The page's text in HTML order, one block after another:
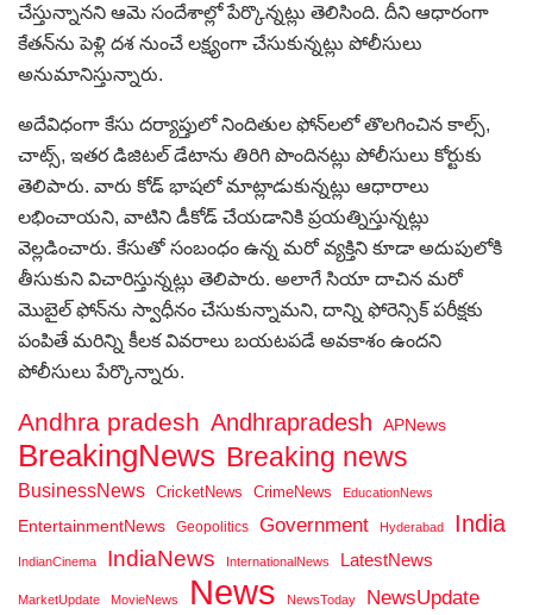
చేస్తున్నానని ఆమె సందేశాల్లో పేర్కొన్నట్లు తెలిసింది. దీని ఆధారంగా
కేతన్‌ను పెళ్లి దశ నుంచే లక్ష్యంగా చేసుకున్నట్లు పోలీసులు
అనుమానిస్తున్నారు.
అదేవిధంగా కేసు దర్యాప్తులో నిందితుల ఫోన్‌లలో తొలగించిన కాల్స్,
చాట్స్, ఇతర డిజిటల్ డేటాను తిరిగి పొందినట్లు పోలీసులు కోర్టుకు
తెలిపారు. వారు కోడ్ భాషలో మాట్లాడుకున్నట్లు ఆధారాలు
లభించాయని, వాటిని డీకోడ్ చేయడానికి ప్రయత్నిస్తున్నట్లు
వెల్లడించారు. కేసుతో సంబంధం ఉన్న మరో వ్యక్తిని కూడా అదుపులోకి
తీసుకుని విచారిస్తున్నట్లు తెలిపారు. అలాగే సియా దాచిన మరో
మొబైల్ ఫోన్‌ను స్వాధీనం చేసుకున్నామని, దాన్ని ఫోరెన్సిక్ పరీక్షకు
పంపితే మరిన్ని కీలక వివరాలు బయటపడే అవకాశం ఉందని
పోలీసులు పేర్కొన్నారు.
Andhra pradesh Andhrapradesh APNews
BreakingNews Breaking news
BusinessNews CricketNews CrimeNews EducationNews
EntertainmentNews Geopolitics Government Hyderabad India
IndianCinema IndiaNews InternationalNews LatestNews
MarketUpdate MovieNews News NewsToday NewsUpdate